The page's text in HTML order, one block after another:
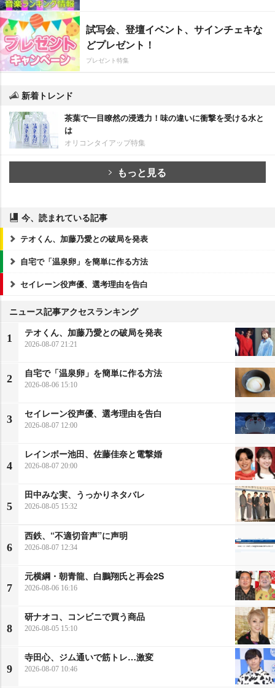
試写会、登壇イベント、サインチェキな
どプレゼント！
プレゼント特集
新着トレンド
茶葉で一目瞭然の浸透力！味の違いに衝撃を受ける水と
は
オリコンタイアップ特集
もっと見る
今、読まれている記事
テオくん、加藤乃愛との破局を発表
自宅で「温泉卵」を簡単に作る方法
セイレーン役声優、選考理由を告白
ニュース記事アクセスランキング
1
テオくん、加藤乃愛との破局を発表
2026-08-07 21:21
2
自宅で「温泉卵」を簡単に作る方法
2026-08-06 15:10
3
セイレーン役声優、選考理由を告白
2026-08-07 12:00
4
レインボー池田、佐藤佳奈と電撃婚
2026-08-07 20:00
5
田中みな実、うっかりネタバレ
2026-08-05 15:32
6
西鉄、“不適切音声”に声明
2026-08-07 12:34
7
元横綱・朝青龍、白鵬翔氏と再会2S
2026-08-06 16:16
8
研ナオコ、コンビニで買う商品
2026-08-05 15:10
9
寺田心、ジム通いで筋トレ…激変
2026-08-07 10:46